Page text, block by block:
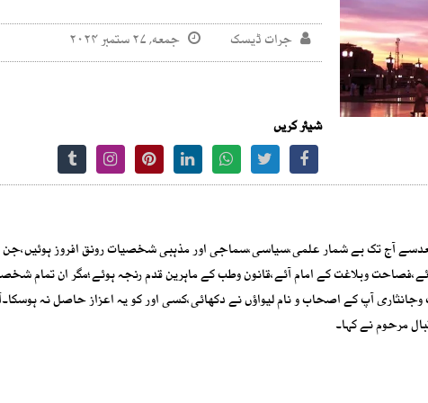
جرات ڈیسک جمعه, ۲۷ ستمبر ۲۰۲۴
شیئر کریں
آج تک بے شمار علمی،سیاسی،سماجی اور مذہبی شخصیات رونق افروز
وبلاغت کے امام آئے،قانون وطب کے ماہرین قدم رنجہ ہوئے؛مگر ان تمام
آپ کے اصحاب و نام لیواؤں نے دکھائی،کسی اور کو یہ اعزاز حاصل نہ
مرحوم نے کہا۔